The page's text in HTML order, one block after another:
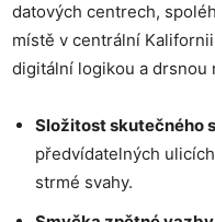
datových centrech,
místě v centrální
digitální logikou a drsnou
Složitost skutečného
předvídatelných
strmé svahy.